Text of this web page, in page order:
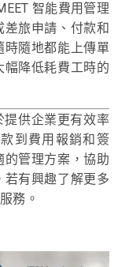
智能費用管理
旅申請、付款和
隨地都能上傳單
降低耗費工時的
提供企業更有效率
到費用報銷和簽
管理方案，協助
有興趣了解更多
務。